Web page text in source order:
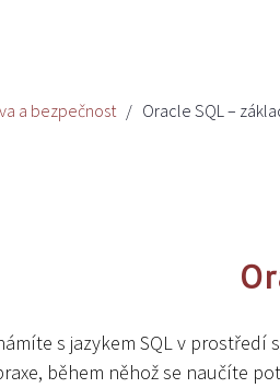
a bezpečnost Oracle SQL –
s jazykem SQL v
během něhož se naučíte